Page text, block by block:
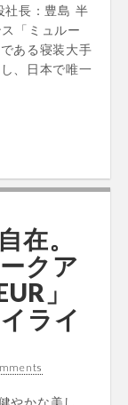
社長：豊島 半
「ミュルー
ある寝装大手
、日本で唯一
在。
クア
」
ライ